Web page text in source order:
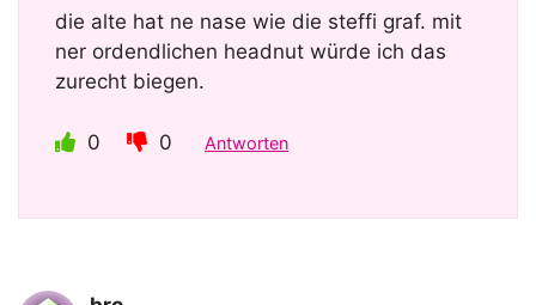
die alte hat ne nase wie die steffi graf. mit
ner ordendlichen headnut würde ich das
zurecht biegen.
0 0 Antworten